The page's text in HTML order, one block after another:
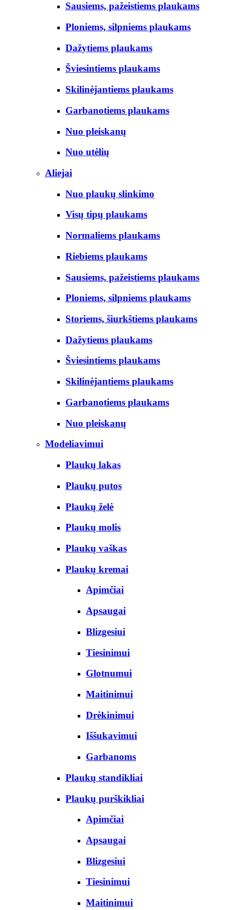
Sausiems, pažeistiems plaukams
Ploniems, silpniems plaukams
Dažytiems plaukams
Šviesintiems plaukams
Skilinėjantiems plaukams
Garbanotiems plaukams
Nuo pleiskanų
Nuo utėlių
Aliejai
Nuo plaukų slinkimo
Visų tipų plaukams
Normaliems plaukams
Riebiems plaukams
Sausiems, pažeistiems plaukams
Ploniems, silpniems plaukams
Storiems, šiurkštiems plaukams
Dažytiems plaukams
Šviesintiems plaukams
Skilinėjantiems plaukams
Garbanotiems plaukams
Nuo pleiskanų
Modeliavimui
Plaukų lakas
Plaukų putos
Plaukų želė
Plaukų molis
Plaukų vaškas
Plaukų kremai
Apimčiai
Apsaugai
Blizgesiui
Tiesinimui
Glotnumui
Maitinimui
Drėkinimui
Iššukavimui
Garbanoms
Plaukų standikliai
Plaukų purškikliai
Apimčiai
Apsaugai
Blizgesiui
Tiesinimui
Maitinimui